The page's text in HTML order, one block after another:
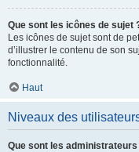
Que sont les icônes de sujet
Les icônes de sujet sont de
d’illustrer le contenu de son
fonctionnalité.
Haut
Niveaux des
Que sont les administrateurs